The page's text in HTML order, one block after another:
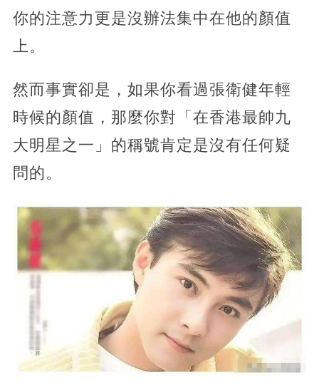
你的注意力更是沒辦法集中在他的顏值
上。
然而事實卻是，如果你看過張衛健年輕
時候的顏值，那麼你對「在香港最帥九
大明星之一」的稱號肯定是沒有任何疑
問的。